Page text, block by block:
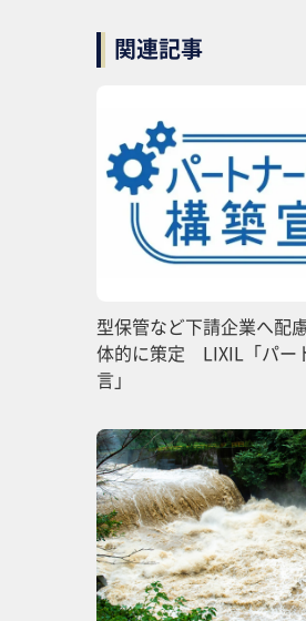
関連記事
型保管など下請企業へ配
体的に策定 LIXIL「パー
言」